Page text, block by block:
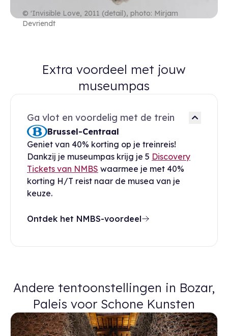
© 'Invisible Love, 2011 (detail), photo: Mirjam
Devriendt
Extra voordeel met jouw
museumpas
Ga vlot en voordelig met de trein
Brussel-Centraal
Geniet van 40% korting op je treinreis!
Dankzij je museumpas krijg je 5 Discovery
Tickets van NMBS waarmee je met 40%
korting H/T reist naar de musea van je
keuze.
Ontdek het NMBS-voordeel
Andere tentoonstellingen in Bozar,
Paleis voor Schone Kunsten